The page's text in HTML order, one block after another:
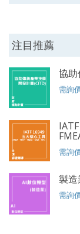
注目推薦
協
需詢
需詢
製
需詢